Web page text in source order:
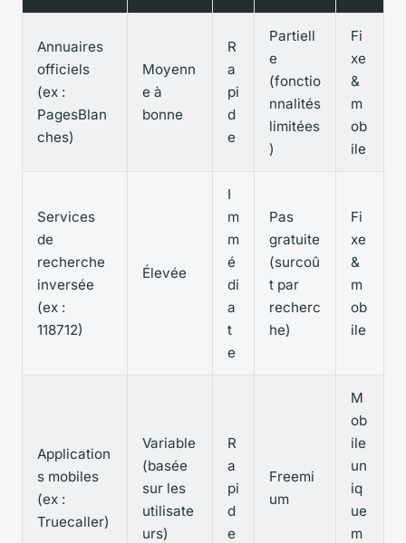
Annuaires
officiels
(ex :
PagesBlan
ches)
Moyenn
e à
bonne
R
a
pi
d
e
Partiell
e
(fonctio
nnalités
limitées
)
Fi
xe
&
m
ob
ile
Services
de
recherche
inversée
(ex :
118712)
Élevée
I
m
m
é
di
a
t
e
Pas
gratuite
(surcoû
t par
recherc
he)
Fi
xe
&
m
ob
ile
Application
s mobiles
(ex :
Truecaller)
Variable
(basée
sur les
utilisate
urs)
R
a
pi
d
e
Freemi
um
M
ob
ile
un
iq
ue
m